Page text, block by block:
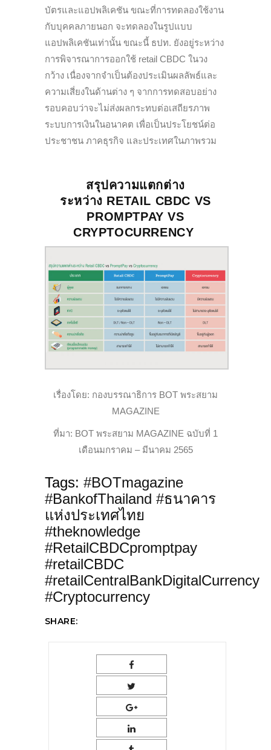
บัตรและแอปพลิเคชัน ขณะที่การทดลองใช้งาน
กับบุคคลภายนอก จะทดลองในรูปแบบ
แอปพลิเคชันเท่านั้น ขณะนี้ ธปท. ยังอยู่ระหว่าง
การพิจารณาการออกใช้ retail CBDC ในวง
กว้าง เนื่องจากจำเป็นต้องประเมินผลลัพธ์และ
ความเสี่ยงในด้านต่าง ๆ จากการทดสอบอย่าง
รอบคอบว่าจะไม่ส่งผลกระทบต่อเสถียรภาพ
ระบบการเงินในอนาคต เพื่อเป็นประโยชน์ต่อ
ประชาชน ภาคธุรกิจ และประเทศในภาพรวม
สรุปความแตกต่าง
ระหว่าง RETAIL CBDC VS
PROMPTPAY VS
CRYPTOCURRENCY
เรื่องโดย: กองบรรณาธิการ BOT พระสยาม
MAGAZINE
ที่มา: BOT พระสยาม MAGAZINE ฉบับที่ 1
เดือนมกราคม – มีนาคม 2565
Tags: #BOTmagazine
#BankofThailand #ธนาคาร
แห่งประเทศไทย
#theknowledge
#RetailCBDCpromptpay
#retailCBDC
#retailCentralBankDigitalCurrency
#Cryptocurrency
SHARE: